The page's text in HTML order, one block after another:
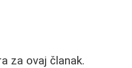
za ovaj članak.